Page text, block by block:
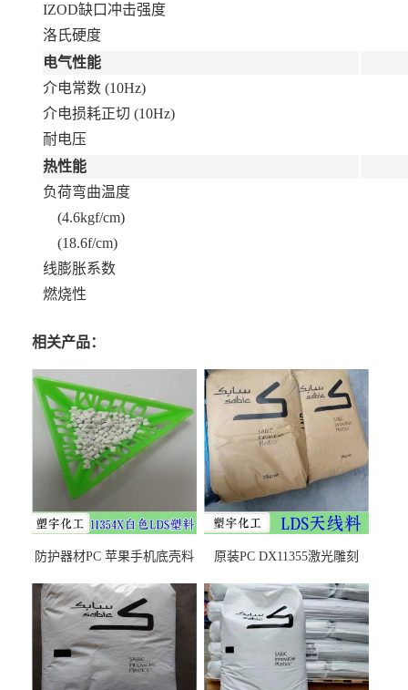
IZOD缺口冲击强度
洛氏硬度
电气性能
介电常数 (10Hz)
介电损耗正切 (10Hz)
耐电压
热性能
负荷弯曲温度
(4.6kgf/cm)
(18.6f/cm)
线膨胀系数
燃烧性
相关产品：
防护器材PC 苹果手机底壳料
之忧
原装PC DX11355激光雕刻